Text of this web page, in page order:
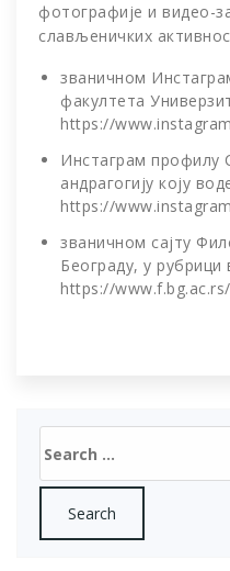
фотографије и видео-
слављеничких
званичном
факултета
https://
Инстаграм профилу
андрагогију коју
https://
званичном сајту
Београду, у рубрици
https://
for: